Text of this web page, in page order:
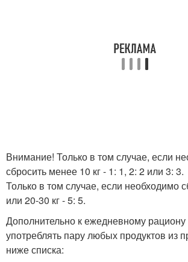
Внимание! Только в том случае, если
сбросить менее 10 кг - 1: 1, 2: 2 или 3: 3.
Только в том случае, если необходимо
или 20-30 кг - 5: 5.
Дополнительно к ежедневному
употреблять пару любых продуктов из
ниже списка: